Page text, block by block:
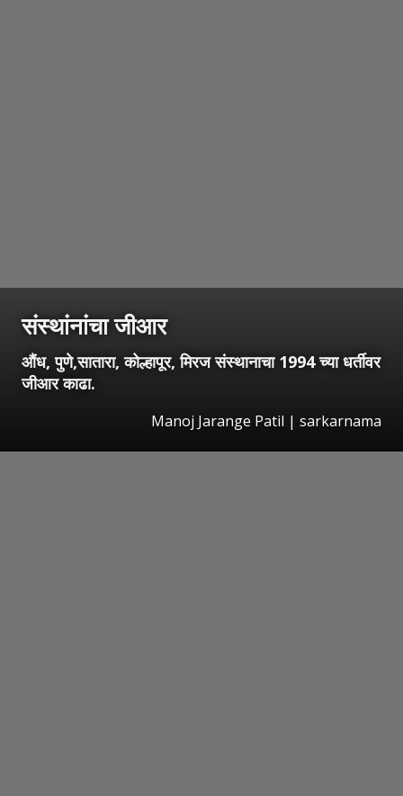
संस्थांनांचा जीआर
औंध, पुणे,सातारा, कोल्हापूर, मिरज संस्थानाचा 1994 च्या धर्तीवर
जीआर काढा.
Manoj Jarange Patil | sarkarnama